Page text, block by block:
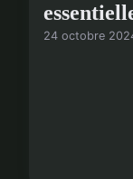
24 octobre